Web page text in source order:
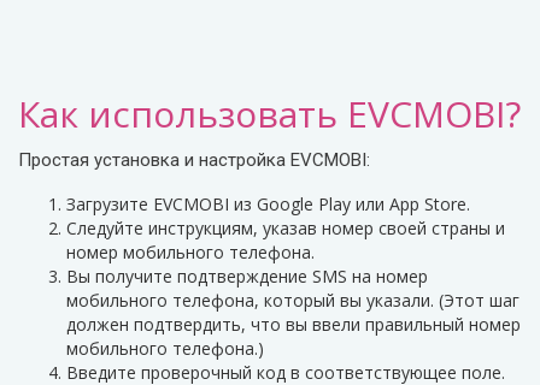
Как использовать EVCMOBI?
Простая установка и настройка EVCMOBI:
Загрузите EVCMOBI из Google Play или App Store.
Следуйте инструкциям, указав номер своей страны и
номер мобильного телефона.
Вы получите подтверждение SMS на номер
мобильного телефона, который вы указали. (Этот шаг
должен подтвердить, что вы ввели правильный номер
мобильного телефона.)
Введите проверочный код в соответствующее поле.